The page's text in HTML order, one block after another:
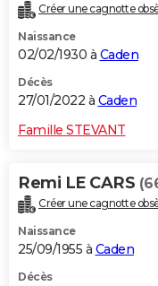
Créer une cagnotte
Naissance
02/02/1930 à Caden
Décès
27/01/2022 à Caden
Famille STEVANT
Remi LE CARS
Créer une cagnotte
Naissance
25/09/1955 à Caden
Décès